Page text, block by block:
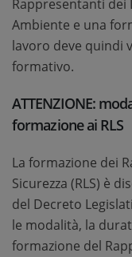
Rappresentanti dei
Ambiente e una
lavoro deve quindi
formativo.
ATTENZIONE:
formazione ai RLS
La formazione dei
Sicurezza (RLS) è
del Decreto
le modalità, la
formazione del